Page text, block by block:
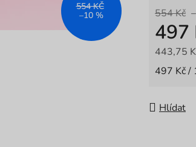
554 Kč
497
443,75
Měrná
497 Kč /
Hlídat
554 KČ
–10 %